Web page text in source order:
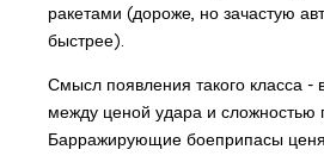
ракетами (дороже, но зачастую
быстрее).
Смысл появления такого класса -
между ценой удара и сложностью
Барражирующие боеприпасы